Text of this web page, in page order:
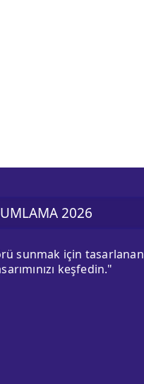
2026
sunmak için tasarlanan
keşfedin."